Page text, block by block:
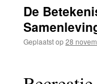
De
Geplaatst op28